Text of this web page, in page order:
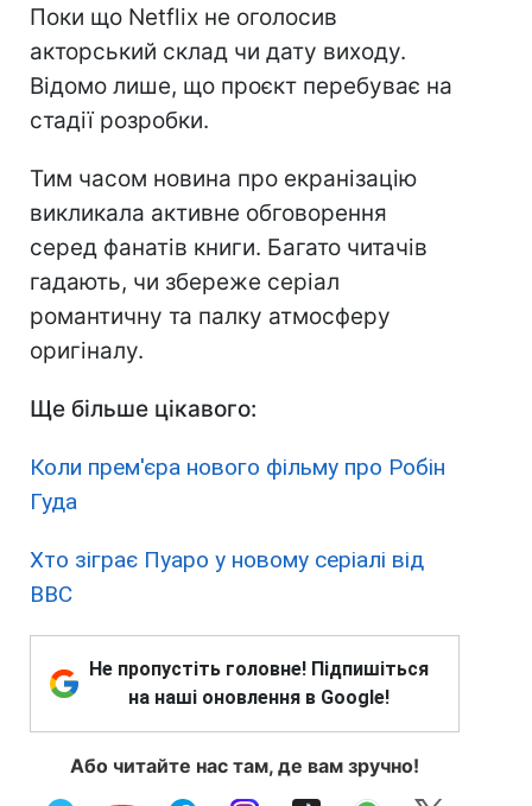
Поки що Netflix не оголосив
акторський склад чи дату виходу.
Відомо лише, що проєкт перебуває на
стадії розробки.
Тим часом новина про екранізацію
викликала активне обговорення
серед фанатів книги. Багато читачів
гадають, чи збереже серіал
романтичну та палку атмосферу
оригіналу.
Ще більше цікавого:
Коли прем'єра нового фільму про Робін
Гуда
Хто зіграє Пуаро у новому серіалі від
BBC
Не пропустіть головне! Підпишіться
на наші оновлення в Google!
Або читайте нас там, де вам зручно!